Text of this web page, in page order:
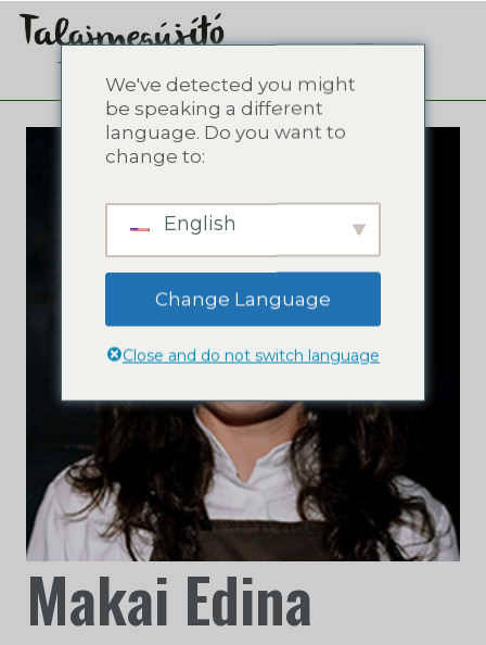
Makai Edina
We've detected you might
be speaking a different
language. Do you want to
change to:
English
Change Language
Close and do not switch language